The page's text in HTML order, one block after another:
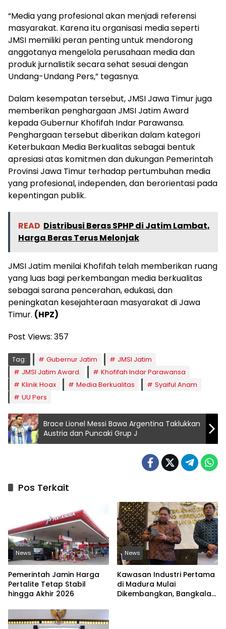
“Media yang profesional akan menjadi referensi
masyarakat. Karena itu organisasi media seperti
JMSI memiliki peran penting untuk mendorong
anggotanya mengelola perusahaan media dan
produk jurnalistik secara sehat sesuai dengan
Undang-Undang Pers,” tegasnya.
Dalam kesempatan tersebut, JMSI Jawa Timur juga
memberikan penghargaan JMSI Jatim Award
kepada Gubernur Khofifah Indar Parawansa.
Penghargaan tersebut diberikan dalam kategori
Keterbukaan Media Berkualitas sebagai bentuk
apresiasi atas komitmen dan dukungan Pemerintah
Provinsi Jawa Timur terhadap pertumbuhan media
yang profesional, independen, dan berorientasi pada
kepentingan publik.
READ Distribusi Beras SPHP di Jatim Lambat,
Harga Beras Terus Melonjak
JMSI Jatim menilai Khofifah telah memberikan ruang
yang luas bagi perkembangan media berkualitas
sebagai sarana pencerahan, edukasi, dan
peningkatan kesejahteraan masyarakat di Jawa
Timur. (HPZ)
Post Views: 357
Tag: Gubernur Jatim
JMSI Jatim
JMSI Jatim Award.
Khofifah Indar Parawansa
Klinik Hoax
Media Berkualitas
Syaiful Anam
UU Pers
Brace Lionel Messi Bawa Argentina Taklukkan
Austria dan Puncaki Grup J
Pos Terkait
News
Pemerintah Jamin Harga
Pertalite Tetap Stabil
hingga Akhir 2026
News
Kawasan Industri Pertama
di Madura Mulai
Dikembangkan, Bangkalan